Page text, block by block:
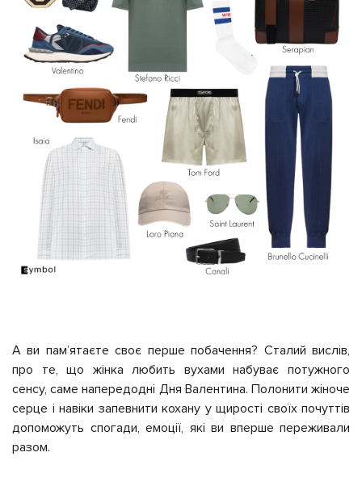
А ви пам’ятаєте своє перше побачення? Сталий вислів,
про те, що жінка любить вухами набуває потужного
сенсу, саме напередодні Дня Валентина. Полонити жіноче
серце і навіки запевнити кохану у щирості своїх почуттів
допоможуть спогади, емоції, які ви вперше переживали
разом.